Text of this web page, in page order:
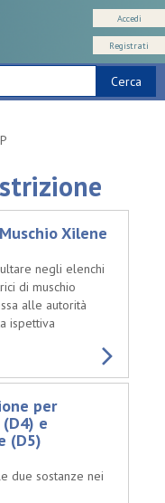
Cerca
Accedi
Registrati
Xilene
negli elenchi
di muschio
alle autorità
ispettiva
per
e
(D5)
due sostanze nei